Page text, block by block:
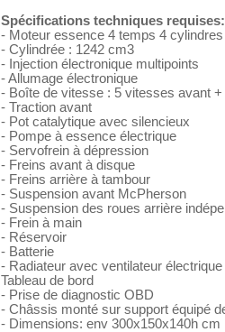
Spécifications techniques requises:
- Moteur essence 4 temps 4 cylindres
- Cylindrée : 1242 cm3
- Injection électronique multipoints
- Allumage électronique
- Boîte de vitesse : 5 vitesses avant +
- Traction avant
- Pot catalytique avec silencieux
- Pompe à essence électrique
- Servofrein à dépression
- Freins avant à disque
- Freins arrière à tambour
- Suspension avant McPherson
- Suspension des roues arrière
- Frein à main
- Réservoir
- Batterie
- Radiateur avec ventilateur électrique
Tableau de bord
- Prise de diagnostic OBD
- Châssis monté sur support équipé
- Dimensions: env 300x150x140h cm